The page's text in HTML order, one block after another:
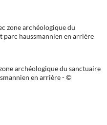
archéologique du sanctuaire
en arrière - ©